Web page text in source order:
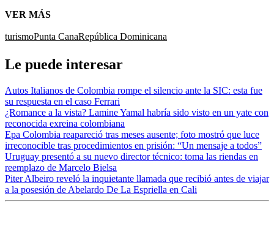
VER MÁS
turismoPunta CanaRepública Dominicana
Le puede interesar
Autos Italianos de Colombia rompe el silencio ante la SIC: esta fue
su respuesta en el caso Ferrari
¿Romance a la vista? Lamine Yamal habría sido visto en un yate con
reconocida exreina colombiana
Epa Colombia reapareció tras meses ausente; foto mostró que luce
irreconocible tras procedimientos en prisión: “Un mensaje a todos”
Uruguay presentó a su nuevo director técnico: toma las riendas en
reemplazo de Marcelo Bielsa
Piter Albeiro reveló la inquietante llamada que recibió antes de viajar
a la posesión de Abelardo De La Espriella en Cali